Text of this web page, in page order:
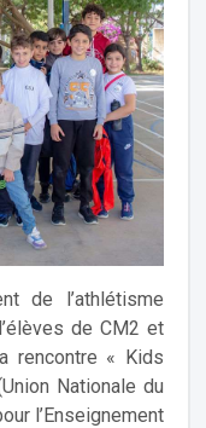
de l’athlétisme
de CM2 et
rencontre « Kids
Nationale du
l’Enseignement